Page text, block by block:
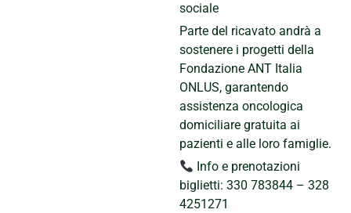
sociale
Parte del ricavato andrà a
sostenere i progetti della
Fondazione ANT Italia
ONLUS, garantendo
assistenza oncologica
domiciliare gratuita ai
pazienti e alle loro famiglie.
Info e prenotazioni
biglietti: 330 783844 – 328
4251271